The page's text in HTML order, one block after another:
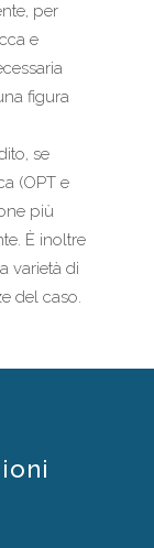
per
e
figura
se
(OPT e
più
È inoltre
varietà di
del caso.